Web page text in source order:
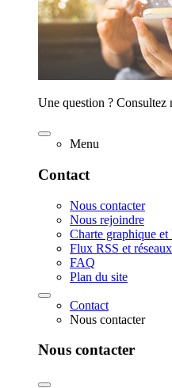
Une question ? Consultez
Menu
Contact
Nous contacter
Nous rejoindre
Charte graphique et
Flux RSS et
FAQ
Plan du site
Contact
Nous contacter
Nous contacter